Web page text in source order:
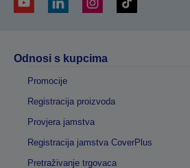
Odnosi s kupcima
Promocije
Registracija proizvoda
Provjera jamstva
Registracija jamstva CoverPlus
Pretraživanje trgovaca